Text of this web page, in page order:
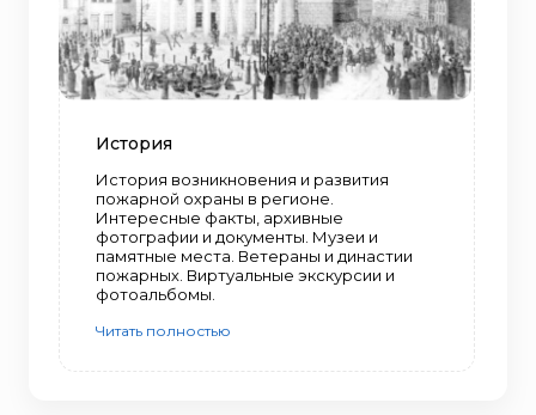
История
История возникновения и развития
пожарной охраны в регионе.
Интересные факты, архивные
фотографии и документы. Музеи и
памятные места. Ветераны и династии
пожарных. Виртуальные экскурсии и
фотоальбомы.
Читать полностью